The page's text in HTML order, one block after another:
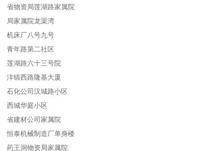
省物资局莲湖路家属院
局家属院龙渠湾
机床厂八号九号
青年路第二社区
莲湖路六十三号院
沣镐西路隆基大厦
石化公司汉城路小区
西城华庭小区
省建材公司家属院
恒泰机械制造厂单身楼
药王洞物资局家属院